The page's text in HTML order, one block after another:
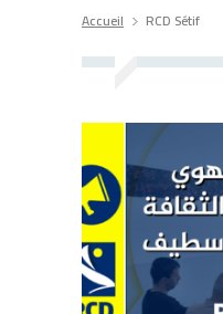
Accueil RCD Sétif